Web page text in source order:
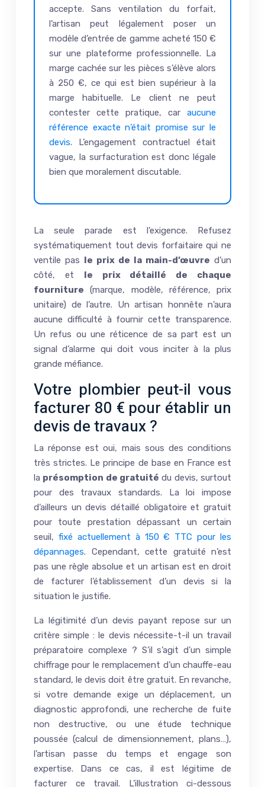
accepte. Sans ventilation du forfait,
l’artisan peut légalement poser un
modèle d’entrée de gamme acheté 150 €
sur une plateforme professionnelle. La
marge cachée sur les pièces s’élève alors
à 250 €, ce qui est bien supérieur à la
marge habituelle. Le client ne peut
contester cette pratique, car aucune
référence exacte n’était promise sur le
devis. L’engagement contractuel était
vague, la surfacturation est donc légale
bien que moralement discutable.
La seule parade est l’exigence. Refusez
systématiquement tout devis forfaitaire qui ne
ventile pas le prix de la main-d’œuvre d’un
côté, et le prix détaillé de chaque
fourniture (marque, modèle, référence, prix
unitaire) de l’autre. Un artisan honnête n’aura
aucune difficulté à fournir cette transparence.
Un refus ou une réticence de sa part est un
signal d’alarme qui doit vous inciter à la plus
grande méfiance.
Votre plombier peut-il vous
facturer 80 € pour établir un
devis de travaux ?
La réponse est oui, mais sous des conditions
très strictes. Le principe de base en France est
la présomption de gratuité du devis, surtout
pour des travaux standards. La loi impose
d’ailleurs un devis détaillé obligatoire et gratuit
pour toute prestation dépassant un certain
seuil, fixé actuellement à 150 € TTC pour les
dépannages. Cependant, cette gratuité n’est
pas une règle absolue et un artisan est en droit
de facturer l’établissement d’un devis si la
situation le justifie.
La légitimité d’un devis payant repose sur un
critère simple : le devis nécessite-t-il un travail
préparatoire complexe ? S’il s’agit d’un simple
chiffrage pour le remplacement d’un chauffe-eau
standard, le devis doit être gratuit. En revanche,
si votre demande exige un déplacement, un
diagnostic approfondi, une recherche de fuite
non destructive, ou une étude technique
poussée (calcul de dimensionnement, plans…),
l’artisan passe du temps et engage son
expertise. Dans ce cas, il est légitime de
facturer ce travail. L’illustration ci-dessous